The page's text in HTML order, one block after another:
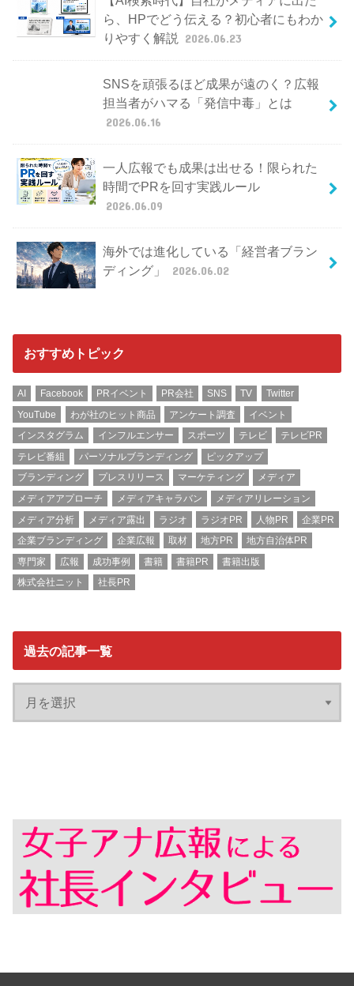
ら、HPでどう伝える？初心者にもわか
りやすく解説
2026.06.23
SNSを頑張るほど成果が遠のく？広報
担当者がハマる「発信中毒」とは
2026.06.16
一人広報でも成果は出せる！限られた
時間でPRを回す実践ルール
2026.06.09
海外では進化している「経営者ブラン
ディング」
2026.06.02
おすすめトピック
AI Facebook PRイベント PR会社 SNS TV
Twitter
YouTube
わが社のヒット商品 アンケート調査
イベント
インスタグラム
インフルエンサー スポーツ テレビ
テレビPR
テレビ番組
パーソナルブランディング
ピックアップ
ブランディング
プレスリリース マーケティング
メディア
メディアアプローチ
メディアキャラバン
メディアリレーション
メディア分析
メディア露出 ラジオ ラジオPR 人物PR
企業PR
企業ブランディング
企業広報 取材 地方PR
地方自治体PR
専門家
広報 成功事例 書籍 書籍PR
書籍出版
株式会社ニット
社長PR
過去の記事一覧